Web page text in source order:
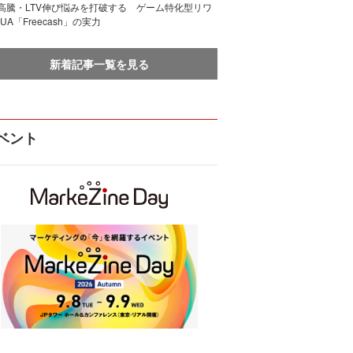
騰・LTV伸び悩みを打破する ゲーム特化型リワ
「Freecash」の実力
新着記事一覧を見る
ント